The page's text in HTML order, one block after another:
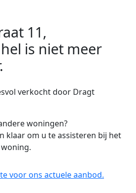
11,
is niet meer
verkocht door Dragt
woningen?
klaar om u te assisteren bij het
voor ons actuele aanbod.